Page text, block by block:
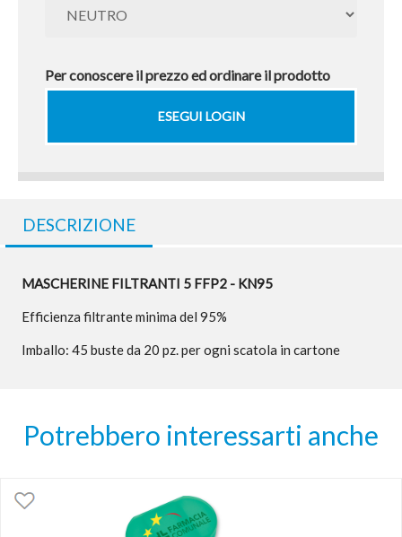
Per conoscere il prezzo ed ordinare il prodotto
ESEGUI LOGIN
DESCRIZIONE
MASCHERINE FILTRANTI 5 FFP2 - KN95
Efficienza filtrante minima del 95%
Imballo: 45 buste da 20 pz. per ogni scatola in cartone
Potrebbero interessarti anche